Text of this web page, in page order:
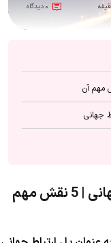
۰ دیدگاه
زبان انگلیسی به عنوان پل ارتباط جهانی | 5 نقش مهم